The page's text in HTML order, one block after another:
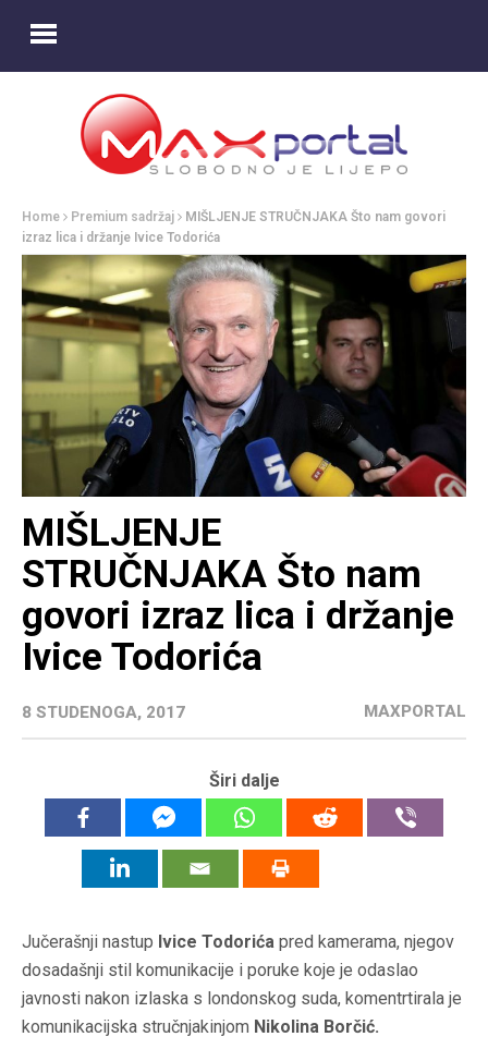
Home Premium sadržaj
MIŠLJENJE STRUČNJAKA Što nam govori
izraz lica i držanje Ivice Todorića
MIŠLJENJE
STRUČNJAKA Što nam
govori izraz lica i držanje
Ivice Todorića
8 STUDENOGA, 2017 MAXPORTAL
Širi dalje
Jučerašnji nastup Ivice Todorića pred kamerama, njegov
dosadašnji stil komunikacije i poruke koje je odaslao
javnosti nakon izlaska s londonskog suda, komentrtirala je
komunikacijska stručnjakinjom Nikolina Borčić.